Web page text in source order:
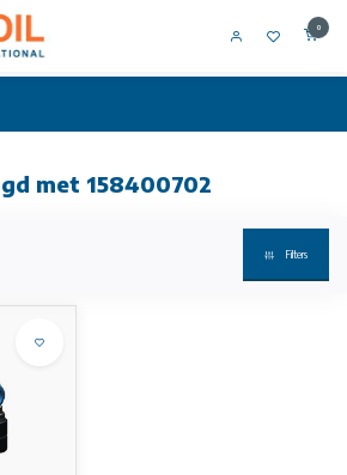
0
met 158400702
Filters